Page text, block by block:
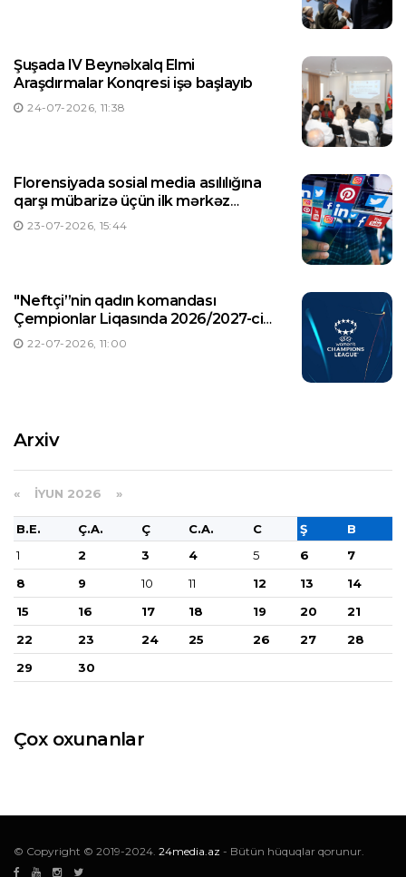
Şuşada IV Beynəlxalq Elmi
Araşdırmalar Konqresi işə başlayıb
24-07-2026, 11:38
Florensiyada sosial media asılılığına
qarşı mübarizə üçün ilk mərkəz
yaradılıb
23-07-2026, 15:44
"Neftçi”nin qadın komandası
Çempionlar Liqasında 2026/2027-ci
illər mövsümündə ilk oyununa çıxacaq
22-07-2026, 11:00
Arxiv
« İYUN 2026 »
B.E. Ç.A. Ç C.A. C Ş
B
1
2 3 4 5 6
7
8
9 10 11 12 13
14
15
16 17 18 19 20
21
22
23 24 25 26 27
28
29
30
Çox oxunanlar
© Copyright © 2019-2024. 24media.az - Bütün hüquqlar qorunur.